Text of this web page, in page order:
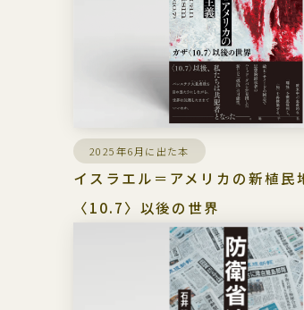
2025年6月に出た本
イスラエル＝アメリカの新植民地
〈10.7〉以後の世界